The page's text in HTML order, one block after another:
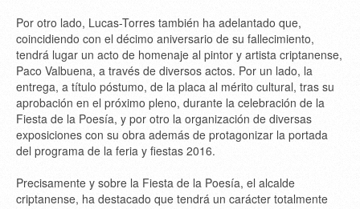
Por otro lado, Lucas-Torres también ha adelantado que,
coincidiendo con el décimo aniversario de su fallecimiento,
tendrá lugar un acto de homenaje al pintor y artista criptanense,
Paco Valbuena, a través de diversos actos. Por un lado, la
entrega, a título póstumo, de la placa al mérito cultural, tras su
aprobación en el próximo pleno, durante la celebración de la
Fiesta de la Poesía, y por otro la organización de diversas
exposiciones con su obra además de protagonizar la portada
del programa de la feria y fiestas 2016.
Precisamente y sobre la Fiesta de la Poesía, el alcalde
criptanense, ha destacado que tendrá un carácter totalmente